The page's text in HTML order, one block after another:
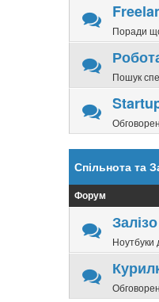
Поради
Пошук
Спільнота та
Форум
Ноутбуки